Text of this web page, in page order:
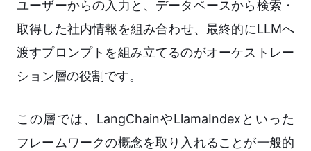
ユーザーからの入力と、データベースから検索・
取得した社内情報を組み合わせ、最終的にLLMへ
渡すプロンプトを組み立てるのがオーケストレー
ション層の役割です。
この層では、LangChainやLlamaIndexといった
フレームワークの概念を取り入れることが一般的